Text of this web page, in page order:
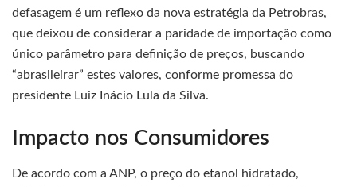
defasagem é um reflexo da nova estratégia da Petrobras,
que deixou de considerar a paridade de importação como
único parâmetro para definição de preços, buscando
“abrasileirar” estes valores, conforme promessa do
presidente Luiz Inácio Lula da Silva.
Impacto nos Consumidores
De acordo com a ANP, o preço do etanol hidratado,